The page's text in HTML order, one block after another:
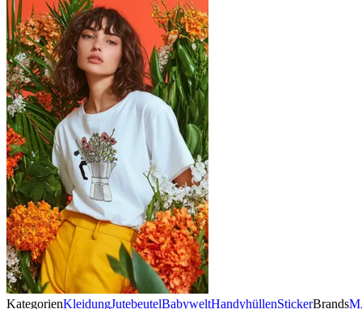
KategorienKleidungJutebeutelBabyweltHandyhüllenStickerBrands